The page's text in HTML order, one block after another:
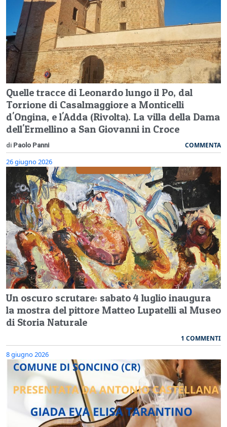
Quelle tracce di Leonardo lungo il Po, dal
Torrione di Casalmaggiore a Monticelli
d'Ongina, e l'Adda (Rivolta). La villa della Dama
dell'Ermellino a San Giovanni in Croce
di Paolo Panni COMMENTA
26 giugno 2026
Un oscuro scrutare: sabato 4 luglio inaugura
la mostra del pittore Matteo Lupatelli al Museo
di Storia Naturale
1 COMMENTI
8 giugno 2026